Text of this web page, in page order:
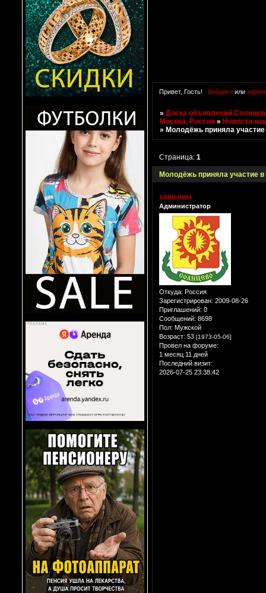
Привет, Гость! Войдитеили
»Доска объявлений
Москва, Россия »Новости
»Молодёжь приняла участие
Молодёжь приняла участие в
Страница:1
solncewo
Администратор
Откуда: Россия
Зарегистрирован: 2009-08-26
Приглашений: 0
Сообщений: 8698
Пол: Мужской
Возраст: 53 [1973-05-06]
Провел на форуме:
1 месяц 11 дней
Последний визит:
2026-07-25 23:38:42